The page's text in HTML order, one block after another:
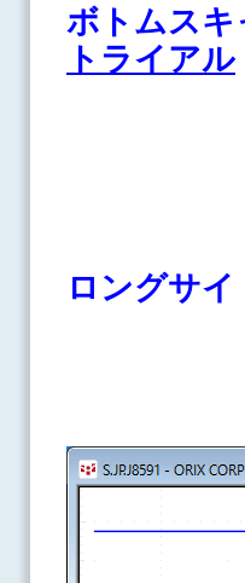
ボトムスキ
トライアル
ロングサイ